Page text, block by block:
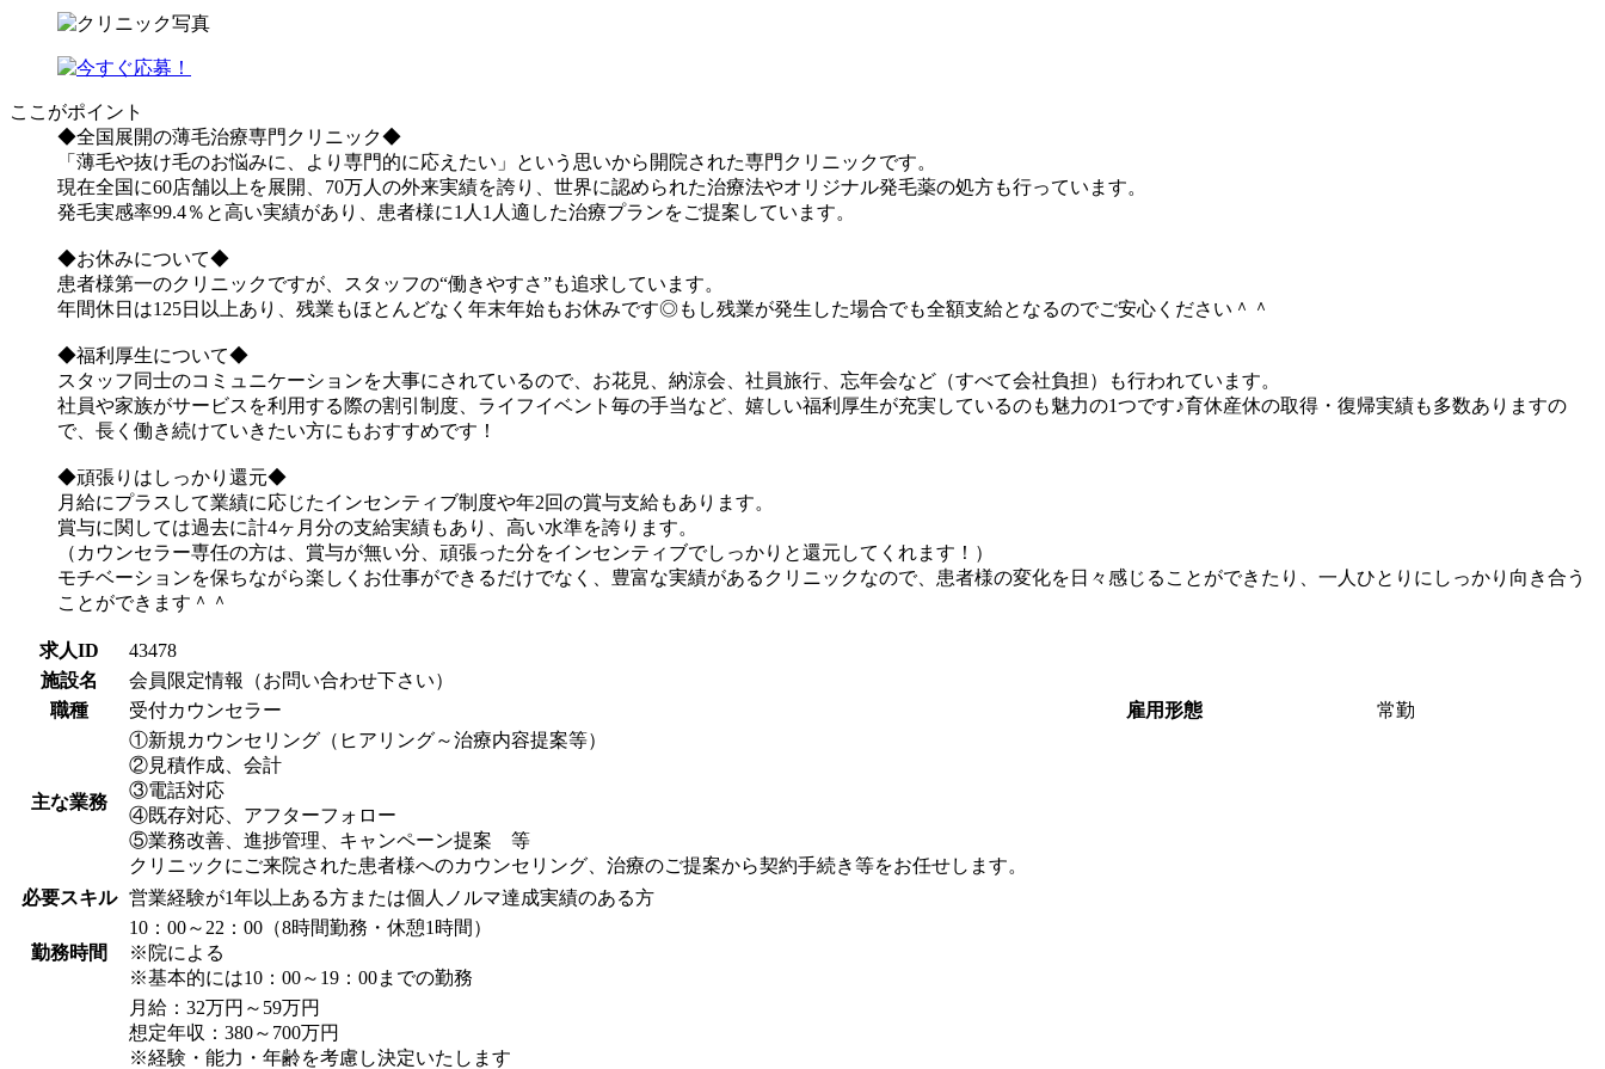
ここがポイント
◆全国展開の薄毛治療専門クリニック◆
「薄毛や抜け毛のお悩みに、より専門的に応えたい」という思いから開院された専門クリニックです。
現在全国に60店舗以上を展開、70万人の外来実績を誇り、世界に認められた治療法やオリジナル発毛薬の処方も行っています。
発毛実感率99.4％と高い実績があり、患者様に1人1人適した治療プランをご提案しています。
◆お休みについて◆
患者様第一のクリニックですが、スタッフの“働きやすさ”も追求しています。
年間休日は125日以上あり、残業もほとんどなく年末年始もお休みです◎もし残業が発生した場合でも全額支給となるのでご安心ください＾＾
◆福利厚生について◆
スタッフ同士のコミュニケーションを大事にされているので、お花見、納涼会、社員旅行、忘年会など（すべて会社負担）も行われています。
社員や家族がサービスを利用する際の割引制度、ライフイベント毎の手当など、嬉しい福利厚生が充実しているのも魅力の1つです♪育休産休の取得・復帰実績も多数ありますの
で、長く働き続けていきたい方にもおすすめです！
◆頑張りはしっかり還元◆
月給にプラスして業績に応じたインセンティブ制度や年2回の賞与支給もあります。
賞与に関しては過去に計4ヶ月分の支給実績もあり、高い水準を誇ります。
（カウンセラー専任の方は、賞与が無い分、頑張った分をインセンティブでしっかりと還元してくれます！）
モチベーションを保ちながら楽しくお仕事ができるだけでなく、豊富な実績があるクリニックなので、患者様の変化を日々感じることができたり、一人ひとりにしっかり向き合う
ことができます＾＾
求人ID
43478
施設名
会員限定情報（お問い合わせ下さい）
職種
受付カウンセラー 雇用形態 常勤
主な業務
①新規カウンセリング（ヒアリング～治療内容提案等）
②見積作成、会計
③電話対応
④既存対応、アフターフォロー
⑤業務改善、進捗管理、キャンペーン提案 等
クリニックにご来院された患者様へのカウンセリング、治療のご提案から契約手続き等をお任せします。
必要スキル
営業経験が1年以上ある方または個人ノルマ達成実績のある方
勤務時間
10：00～22：00（8時間勤務・休憩1時間）
※院による
※基本的には10：00～19：00までの勤務
月給：32万円～59万円
想定年収：380～700万円
※経験・能力・年齢を考慮し決定いたします